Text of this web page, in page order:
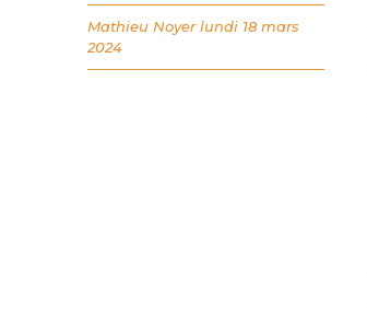
Mathieu Noyer lundi 18 mars
2024